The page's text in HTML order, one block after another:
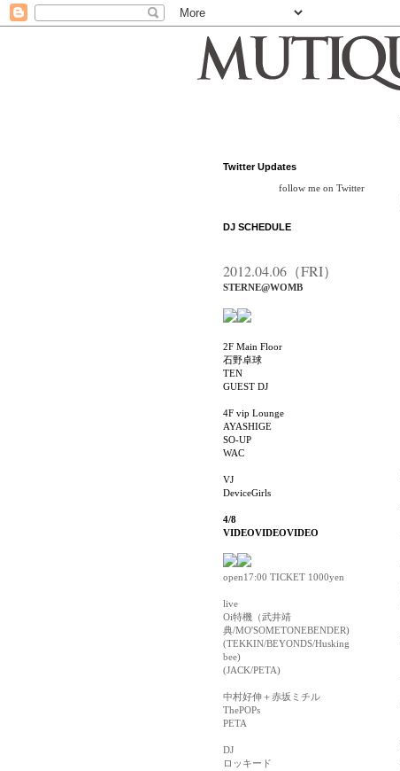
Twitter Updates
follow me on Twitter
DJ SCHEDULE
2012.04.06（FRI）
STERNE@WOMB
2F Main Floor
石野卓球
TEN
GUEST DJ
4F vip Lounge
AYASHIGE
SO-UP
WAC
VJ
DeviceGirls
4/8
VIDEOVIDEOVIDEO
open17:00 TICKET 1000yen
live
Oi特機（武井靖
典/MO'SOMETONEBENDER)
(TEKKIN/BEYONDS/Husking
bee)
(JACK/PETA)
中村好伸＋赤坂ミチル
ThePOPs
PETA
DJ
ロッキード